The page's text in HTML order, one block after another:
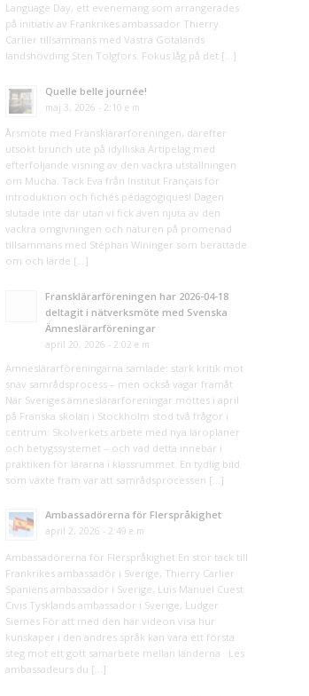
Language Day, ett evenemang som arrangerades
på initiativ av Frankrikes ambassadör Thierry
Carlier tillsammans med Västra Götalands
landshövding Sten Tolgfors. Fokus låg på det […]
Quelle belle journée!
maj 3, 2026 - 2:10 e m
Årsmöte med Fransklärarföreningen, därefter
utsökt brunch ute på idylliska Artipelag med
efterföljande visning av den vackra utställningen
om Mucha. Tack Eva från Institut Français för
introduktion och fichés pédagogiques! Dagen
slutade inte där utan vi fick även njuta av den
vackra omgivningen och naturen på promenad
tillsammans med Stéphan Wininger som berättade
om och lärde […]
Fransklärarföreningen har 2026-04-18
deltagit i nätverksmöte med Svenska
Ämneslärarföreningar
april 20, 2026 - 2:02 e m
Ämneslärarföreningarna samlade: stark kritik mot
snäv samrådsprocess – men också vägar framåt
När Sveriges ämneslärarföreningar möttes i april
på Franska skolan i Stockholm stod två frågor i
centrum: Skolverkets arbete med nya läroplaner
och betygssystemet – och vad detta innebär i
praktiken för lärarna i klassrummet. En tydlig bild
som växte fram var att samrådsprocessen […]
Ambassadörerna för Flerspråkighet
april 2, 2026 - 2:49 e m
Ambassadörerna för Flerspråkighet En stor tack till
Frankrikes ambassadör i Sverige, Thierry Carlier
Spaniens ambassadör i Sverige, Luis Manuel Cuest
Civis Tysklands ambassadör i Sverige, Ludger
Siemes För att med den här videon visa hur
kunskaper i den andres språk kan vara ett första
steg mot ett gott samarbete mellan länderna Les
ambassadeurs du […]